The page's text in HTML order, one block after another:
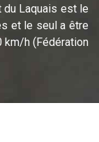
Laquais est le
et le seul a être
km/h (Fédération